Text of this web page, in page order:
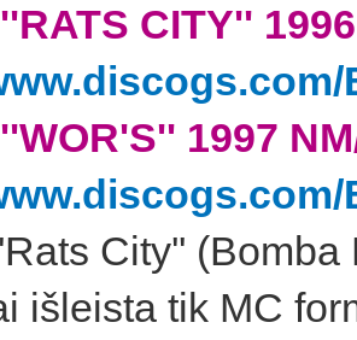
CITY''
1997
City''
išleista tik MC